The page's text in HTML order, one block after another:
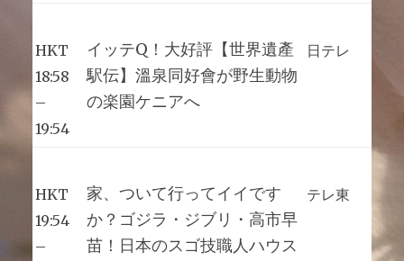
HKT
18:58
–
19:54
イッテQ！大好評【世界遺產
駅伝】溫泉同好會が野生動物
の楽園ケニアへ
日テレ
HKT
19:54
–
家、ついて行ってイイです
か？ゴジラ・ジブリ・高市早
苗！日本のスゴ技職人ハウス
テレ東